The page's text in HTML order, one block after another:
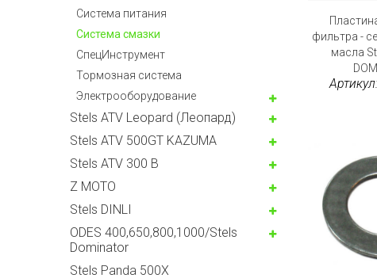
Система питания
Система смазки
СпецИнструмент
Тормозная система
Электрооборудование
Stels ATV Leopard (Леопард)
Stels ATV 500GT KAZUMA
Stels ATV 300 B
Z MOTO
Stels DINLI
ODES 400,650,800,1000/Stels
Dominator
Stels Panda 500X
фильтра -
масла
Артикул: